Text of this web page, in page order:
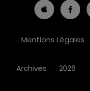
Mentions Légales
Archives 2026